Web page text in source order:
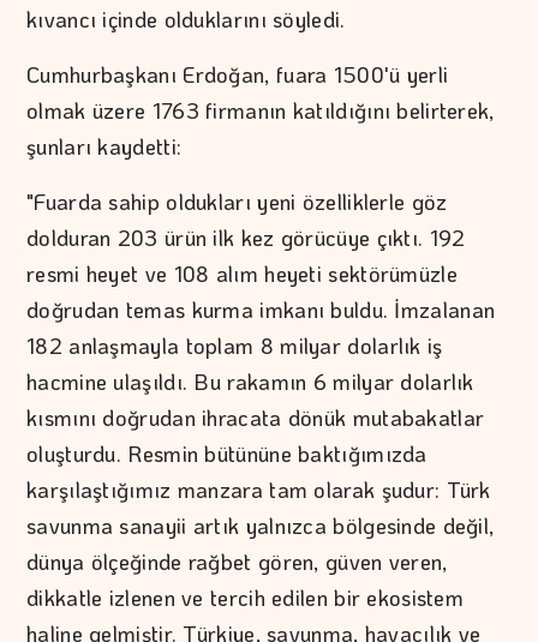
kıvancı içinde olduklarını söyledi.
Cumhurbaşkanı Erdoğan, fuara 1500'ü yerli
olmak üzere 1763 firmanın katıldığını belirterek,
şunları kaydetti:
"Fuarda sahip oldukları yeni özelliklerle göz
dolduran 203 ürün ilk kez görücüye çıktı. 192
resmi heyet ve 108 alım heyeti sektörümüzle
doğrudan temas kurma imkanı buldu. İmzalanan
182 anlaşmayla toplam 8 milyar dolarlık iş
hacmine ulaşıldı. Bu rakamın 6 milyar dolarlık
kısmını doğrudan ihracata dönük mutabakatlar
oluşturdu. Resmin bütününe baktığımızda
karşılaştığımız manzara tam olarak şudur: Türk
savunma sanayii artık yalnızca bölgesinde değil,
dünya ölçeğinde rağbet gören, güven veren,
dikkatle izlenen ve tercih edilen bir ekosistem
haline gelmiştir. Türkiye, savunma, havacılık ve